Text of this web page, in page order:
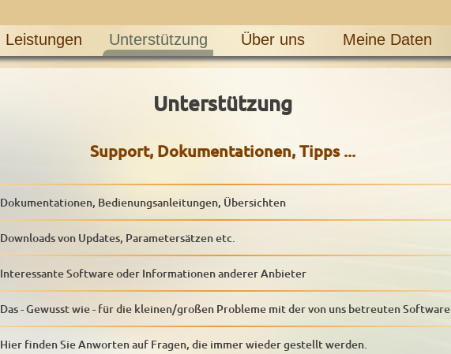
Leistungen Unterstützung Über uns Meine Daten
Unterstützung
Support, Dokumentationen, Tipps ...
Dokumentationen, Bedienungsanleitungen, Übersichten
Downloads von Updates, Parametersätzen etc.
Interessante Software oder Informationen anderer Anbieter
Das - Gewusst wie - für die kleinen/großen Probleme mit der von uns betreuten Software
Hier finden Sie Anworten auf Fragen, die immer wieder gestellt werden.